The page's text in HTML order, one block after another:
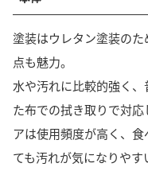
塗装はウレタン塗装の
点も魅力。
水や汚れに比較的強く
た布での拭き取りで対
アは使用頻度が高く、
ても汚れが気になりや